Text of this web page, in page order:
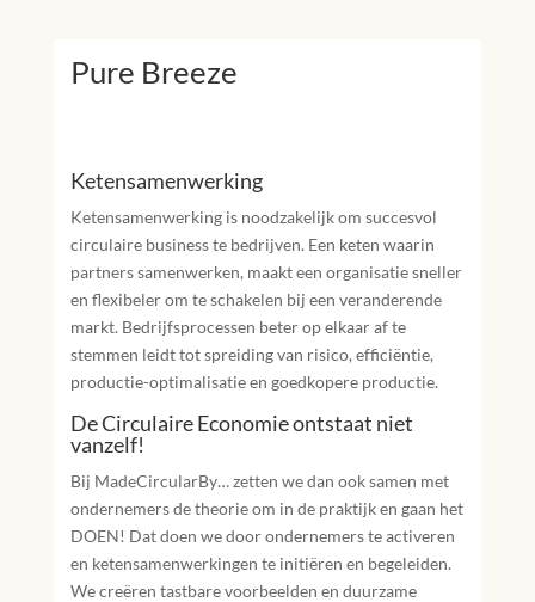
Pure Breeze
Ketensamenwerking
Ketensamenwerking is noodzakelijk om succesvol
circulaire business te bedrijven. Een keten waarin
partners samenwerken, maakt een organisatie sneller
en flexibeler om te schakelen bij een veranderende
markt. Bedrijfsprocessen beter op elkaar af te
stemmen leidt tot spreiding van risico, efficiëntie,
productie-optimalisatie en goedkopere productie.
De Circulaire Economie ontstaat niet
vanzelf!
Bij MadeCircularBy… zetten we dan ook samen met
ondernemers de theorie om in de praktijk en gaan het
DOEN! Dat doen we door ondernemers te activeren
en ketensamenwerkingen te initiëren en begeleiden.
We creëren tastbare voorbeelden en duurzame